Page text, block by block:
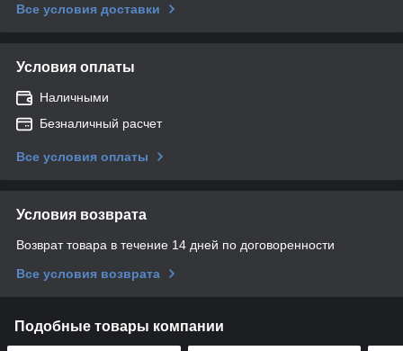
Все условия доставки
Условия оплаты
Наличными
Безналичный расчет
Все условия оплаты
Условия возврата
Возврат товара в течение 14 дней по договоренности
Все условия возврата
Подобные товары компании